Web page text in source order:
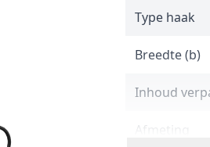
Type haak
Breedte (b)
Inhoud
Afmeting